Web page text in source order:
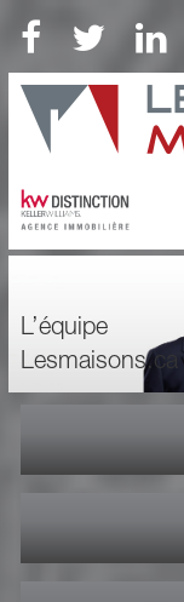
L’équipe
Lesmaisons.ca